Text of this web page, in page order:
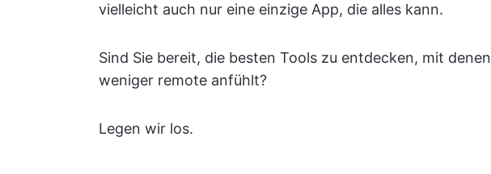
vielleicht auch nur eine einzige App, die alles kann.
Sind Sie bereit, die besten Tools zu entdecken, mit
weniger remote anfühlt?
Legen wir los.